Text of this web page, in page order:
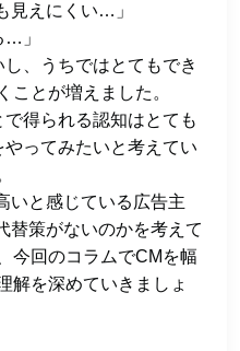
見えにくい…」
…」
、うちではとてもでき
とが増えました。
得られる認知はとても
ってみたいと考えてい
いと感じている広告主
替策がないのかを考えて
今回のコラムでCMを幅
解を深めていきましょ